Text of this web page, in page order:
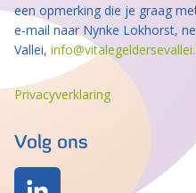
een opmerking die je graag
e-mail naar Nynke Lokhorst,
Vallei,
Privacyverklaring
Volg ons